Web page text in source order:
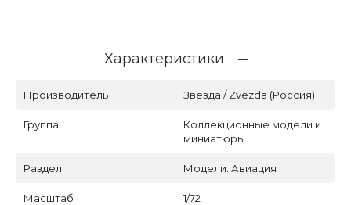
Характеристики
Производитель Звезда / Zvezda (Россия)
Группа
Коллекционные модели и
миниатюры
Раздел Модели. Авиация
Масштаб 1/72